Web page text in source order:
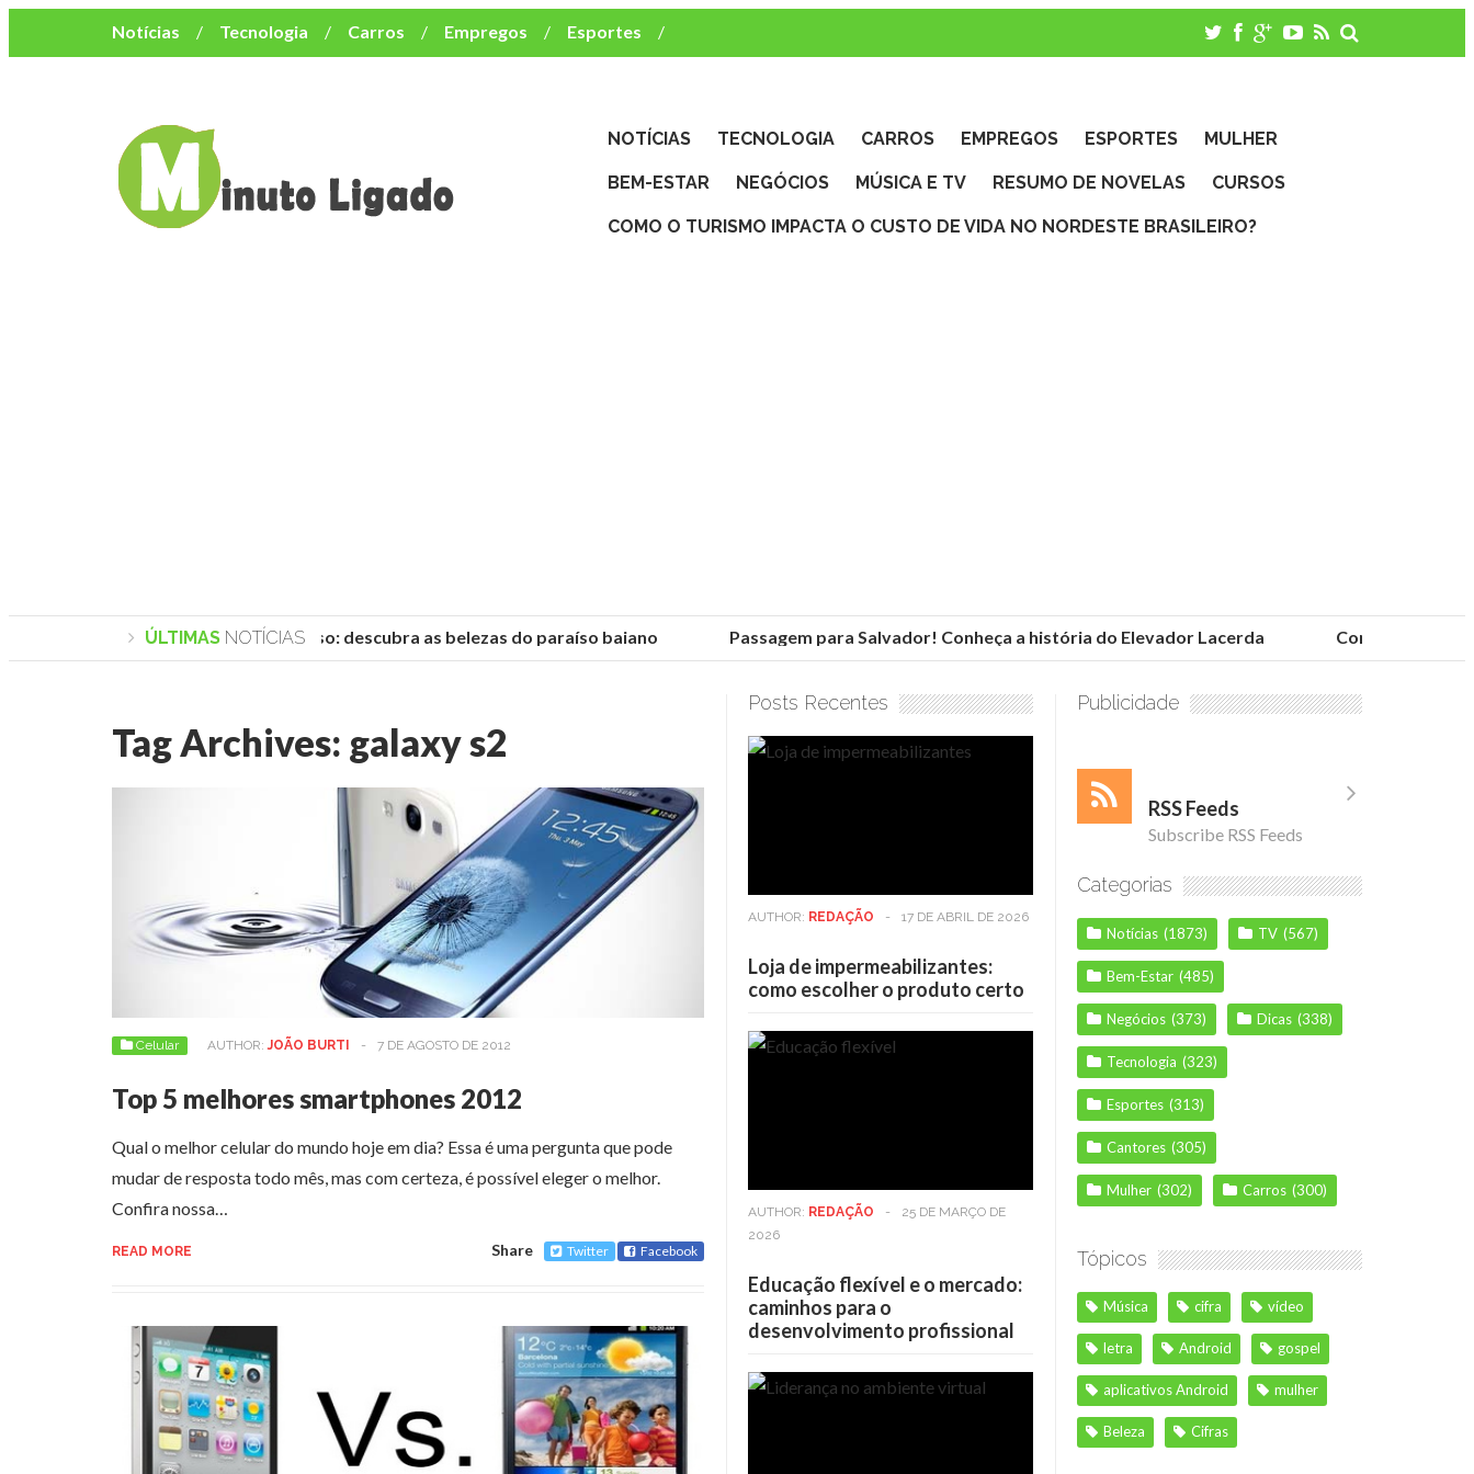
Notícias Tecnologia Carros Empregos
Esportes
Mulher
Bem-Estar Negócios
Música e TV
NOTÍCIAS TECNOLOGIA CARROS EMPREGOS ESPORTES MULHER
BEM-ESTAR NEGÓCIOS MÚSICA E TV RESUMO DE NOVELAS CURSOS
COMO O TURISMO IMPACTA O CUSTO DE VIDA NO NORDESTE BRASILEIRO?
ÚLTIMAS NOTÍCIAS
Praias de Trancoso: descubra as belezas do paraíso baiano Passagem para Salvador! Conheça a história do Elevador Lacerda Conheça as
Tag Archives: galaxy s2
Celular AUTHOR:JOÃO BURTI - 7 DE AGOSTO DE 2012
Top 5 melhores smartphones 2012
Qual o melhor celular do mundo hoje em dia? Essa é uma pergunta que pode
mudar de resposta todo mês, mas com certeza, é possível eleger o melhor.
Confira nossa…
READ MORE Share Twitter Facebook
Posts Recentes
AUTHOR: REDAÇÃO - 17 DE ABRIL DE 2026
Loja de impermeabilizantes:
como escolher o produto certo
AUTHOR: REDAÇÃO -
25 DE MARÇO DE
2026
Educação flexível e o mercado:
caminhos para o
desenvolvimento profissional
Publicidade
RSS Feeds
Subscribe RSS Feeds
Categorias
Notícias (1873) TV (567)
Bem-Estar (485)
Negócios (373) Dicas (338)
Tecnologia (323)
Esportes (313)
Cantores (305)
Mulher (302) Carros (300)
Tópicos
Música cifra vídeo
letra Android gospel
aplicativos Android mulher
Beleza Cifras